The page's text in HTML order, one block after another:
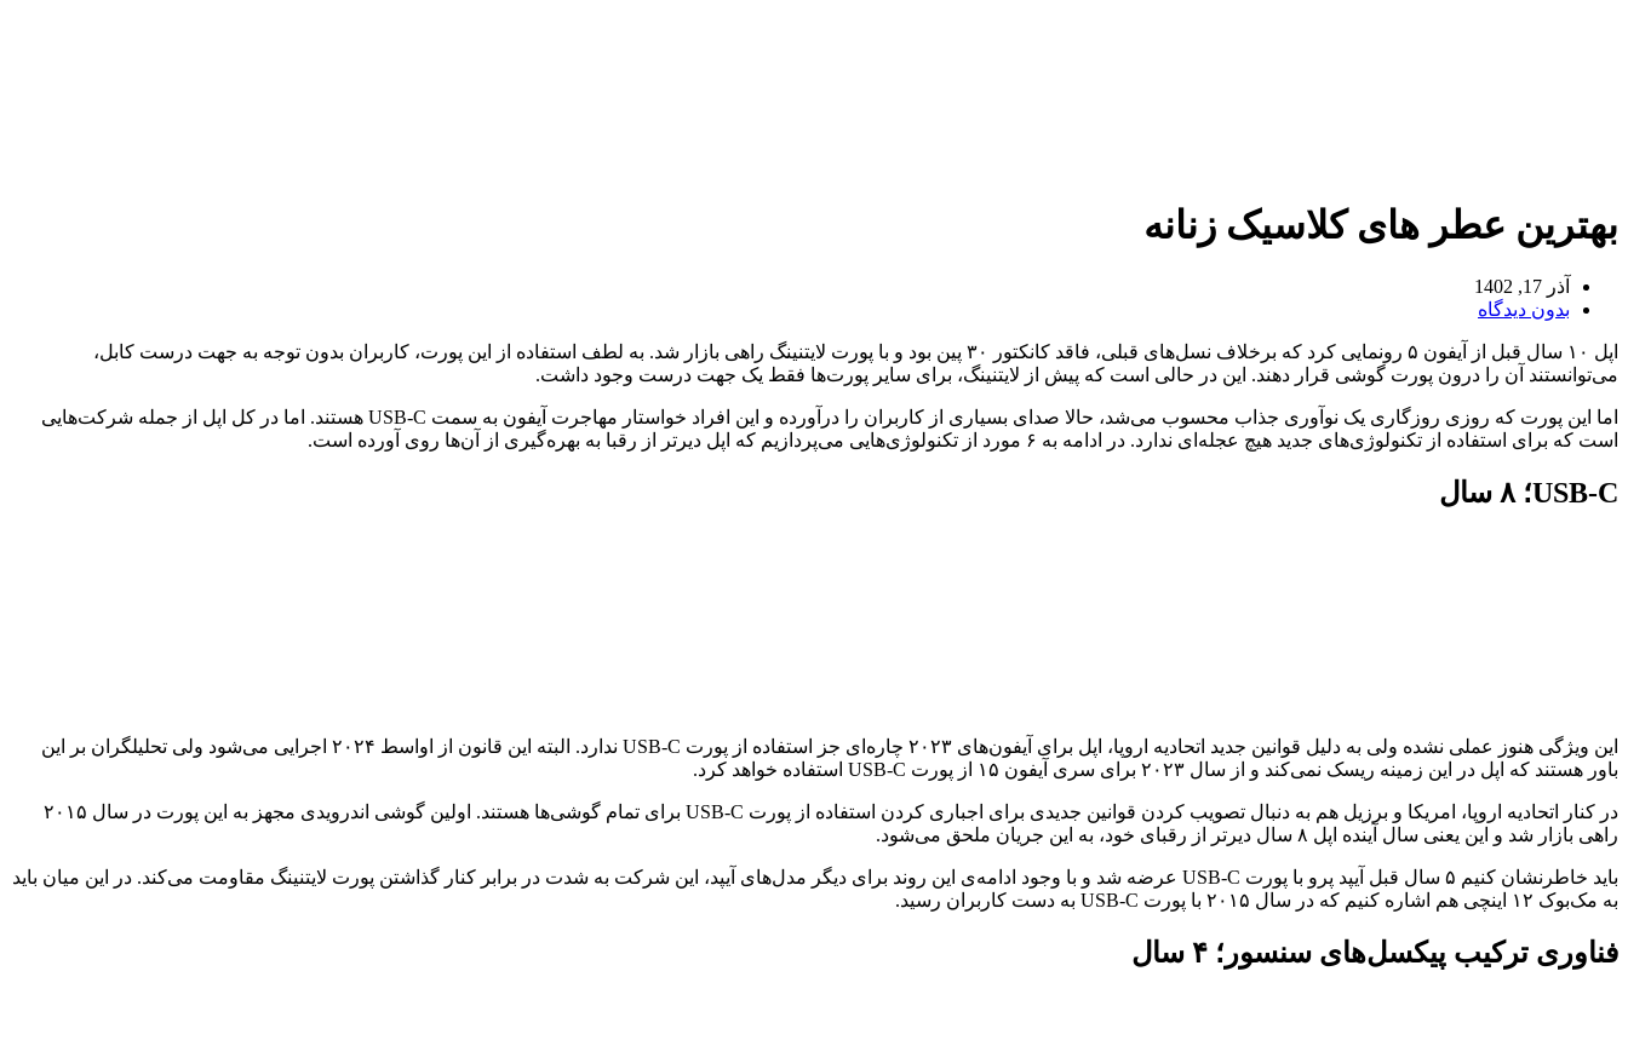
بهترین عطر های کلاسیک زنانه
آذر 17, 1402
بدون دیدگاه
اپل ۱۰ سال قبل از آیفون ۵ رونمایی کرد که برخلاف نسل‌های قبلی، فاقد کانکتور ۳۰ پین بود و با پورت لایتنینگ راهی بازار شد. به لطف استفاده از این پورت، کاربران بدون توجه به جهت درست کابل،
می‌توانستند آن را درون پورت گوشی قرار دهند. این در حالی است که پیش از لایتنینگ، برای سایر پورت‌ها فقط یک جهت درست وجود داشت.
اما این پورت که روزی روزگاری یک نوآوری جذاب محسوب می‌شد، حالا صدای بسیاری از کاربران را درآورده و این افراد خواستار مهاجرت آیفون به سمت USB-C هستند. اما در کل اپل از جمله شرکت‌هایی
است که برای استفاده از تکنولوژی‌های جدید هیچ عجله‌ای ندارد. در ادامه به ۶ مورد از تکنولوژی‌هایی می‌پردازیم که اپل دیرتر از رقبا به بهره‌گیری از آن‌ها روی آورده است.
USB-C؛ ۸ سال
این ویژگی هنوز عملی نشده ولی به دلیل قوانین جدید اتحادیه اروپا، اپل برای آیفون‌های ۲۰۲۳ چاره‌ای جز استفاده از پورت USB-C ندارد. البته این قانون از اواسط ۲۰۲۴ اجرایی می‌شود ولی تحلیلگران بر این
باور هستند که اپل در این زمینه ریسک نمی‌کند و از سال ۲۰۲۳ برای سری آیفون ۱۵ از پورت USB-C استفاده خواهد کرد.
در کنار اتحادیه اروپا، امریکا و برزیل هم به دنبال تصویب کردن قوانین جدیدی برای اجباری کردن استفاده از پورت USB-C برای تمام گوشی‌ها هستند. اولین گوشی اندرویدی مجهز به این پورت در سال ۲۰۱۵
راهی بازار شد و این یعنی سال آینده اپل ۸ سال دیرتر از رقبای خود، به این جریان ملحق می‌شود.
باید خاطرنشان کنیم ۵ سال قبل آیپد پرو با پورت USB-C عرضه شد و با وجود ادامه‌ی این روند برای دیگر مدل‌های آیپد، این شرکت به شدت در برابر کنار گذاشتن پورت لایتنینگ مقاومت می‌کند. در این میان باید
به مک‌بوک ۱۲ اینچی هم اشاره کنیم که در سال ۲۰۱۵ با پورت USB-C به دست کاربران رسید.
فناوری ترکیب پیکسل‌های سنسور؛ ۴ سال